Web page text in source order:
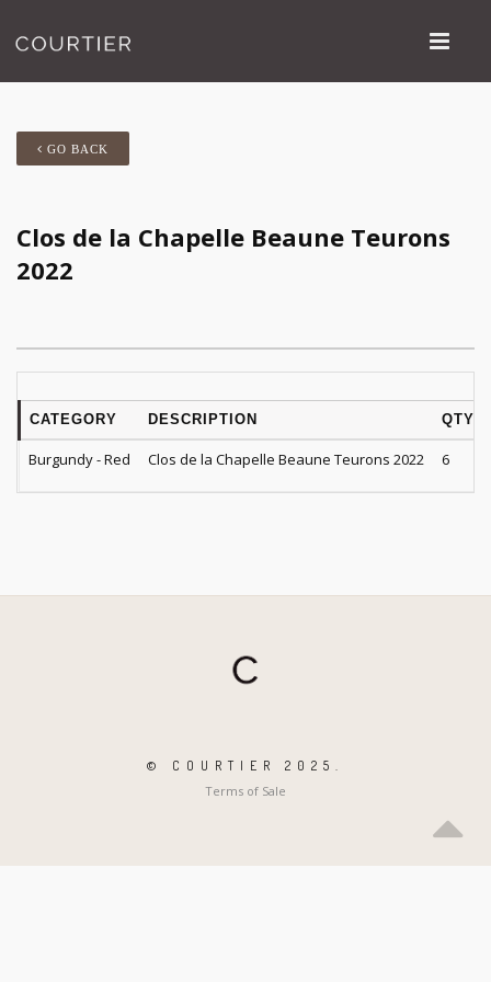
GO BACK
Clos de la Chapelle Beaune Teurons
2022
CATEGORY DESCRIPTION QTY
Burgundy - Red Clos de la Chapelle Beaune Teurons 2022 6
© COURTIER 2025.
Terms of Sale